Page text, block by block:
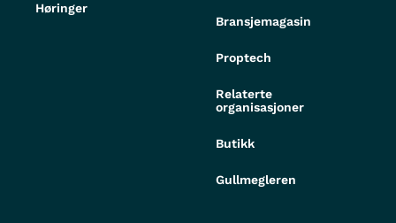
Høringer
Bransjemagasin
Proptech
Relaterte
organisasjoner
Butikk
Gullmegleren